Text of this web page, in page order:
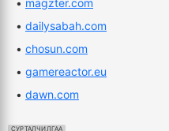
• magzter.com
• dailysabah.com
• chosun.com
• gamereactor.eu
• dawn.com
СУРТАЛЧИЛГАА